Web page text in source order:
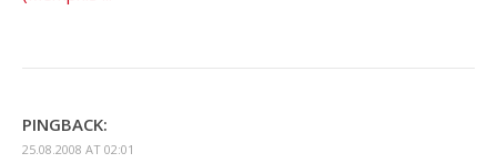
PINGBACK:
25.08.2008 AT 02:01